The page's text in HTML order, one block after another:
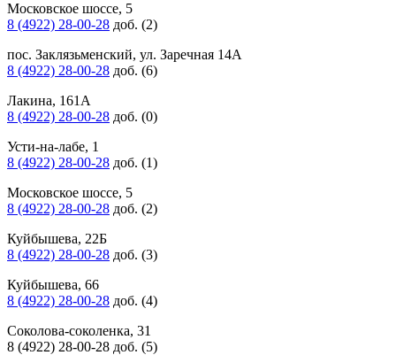
Московское шоссе, 5
8 (4922) 28-00-28 доб. (2)
пос. Заклязьменский, ул. Заречная 14А
8 (4922) 28-00-28 доб. (6)
Лакина, 161А
8 (4922) 28-00-28 доб. (0)
Усти-на-лабе, 1
8 (4922) 28-00-28 доб. (1)
Московское шоссе, 5
8 (4922) 28-00-28 доб. (2)
Куйбышева, 22Б
8 (4922) 28-00-28 доб. (3)
Куйбышева, 66
8 (4922) 28-00-28 доб. (4)
Соколова-соколенка, 31
8 (4922) 28-00-28 доб. (5)